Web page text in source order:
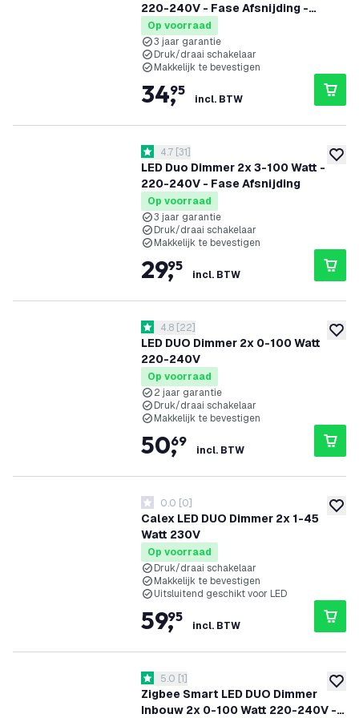
220-240V - Fase Afsnijding -
Universeel - Compleet
Op voorraad
3 jaar garantie
Druk/draai schakelaar
Makkelijk te bevestigen
34,
95
incl. BTW
LED Duo Dimmer 2x 3-100 Watt -
220-240V - Fase Afsnijding
reviews drawer openen
4.7 score sterren
4.7 [31]
Op voorraad
3 jaar garantie
Druk/draai schakelaar
Makkelijk te bevestigen
29,
95
incl. BTW
LED DUO Dimmer 2x 0-100 Watt
220-240V
reviews drawer openen
4.8 score sterren
4.8 [22]
Op voorraad
2 jaar garantie
Druk/draai schakelaar
Makkelijk te bevestigen
50,
69
incl. BTW
Calex LED DUO Dimmer 2x 1-45
Watt 230V
0 score sterren
0.0 [0]
Op voorraad
Druk/draai schakelaar
Makkelijk te bevestigen
Uitsluitend geschikt voor LED
59,
95
incl. BTW
Zigbee Smart LED DUO Dimmer
Inbouw 2x 0-100 Watt 220-240V -
reviews drawer openen
5 score sterren
5.0 [1]